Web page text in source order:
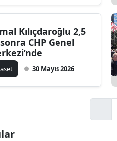
Kılıçdaroğlu 2,5
sonra CHP Genel
30 Mayıs 2026